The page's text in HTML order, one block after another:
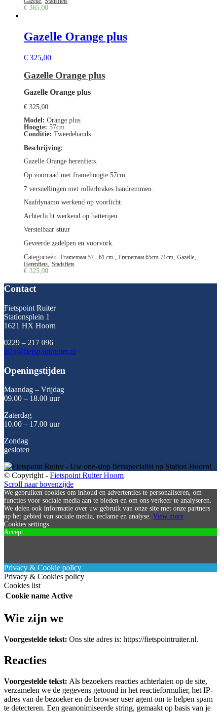
Gazelle Stadsfiets
€ 365,00
Gazelle Orange plus
€ 325,00
Gazelle Orange plus
Gazelle Orange plus
€ 325,00
Model: Orange plus
Hoogte: 57cm
Conditie: Tweedehands
Beschrijving:
Gazelle Orange herenfiets.
Op voorraad met framehoogte 57cm
7 versnellingen met rollerbrakes handremmen.
Naafdynamo werkend op voorlicht.
Achterlicht werkend op batterijen.
Verstelbaar stuur
Geveerde zadelpen en voorvork.
Categorieën: Framemaat 57 - 61 cm. Framemaat 65cm-71cm Gazelle
Herenfiets Stadsfiets
€ 325,00
Contact
Fietspoint Ruiter
Stationsplein 1
1621 HX Hoorn
0229 – 217 096
info@fietspointruiter.nl
Openingstijden
Maandag – Vrijdag
09.00 – 18.00 uur
Zaterdag
10.00 – 17.00 uur
Zondag
gesloten
© Copyright - Fietspoint Ruiter Hoorn
Scroll naar bovenzijde
We gebruiken cookies om inhoud en advertenties te personaliseren, om
functies voor sociale media aan te bieden en om ons verkeer te analyseren.
We delen ook informatie over uw gebruik van onze site met onze partners
op het gebied van sociale media, reclame en analyse. View more
Cookies settings
Accept
Privacy & Cookie policy
Privacy & Cookies policy
Cookies list
Cookie name Active
Wie zijn we
Voorgestelde tekst: Ons site adres is: https://fietspointruiter.nl.
Reacties
Voorgestelde tekst: Als bezoekers reacties achterlaten op de site,
verzamelen we de gegevens getoond in het reactieformulier, het IP-
adres van de bezoeker en de browser user agent om te helpen spam
te detecteren. Een geanonimiseerde string, gemaakt op basis van je